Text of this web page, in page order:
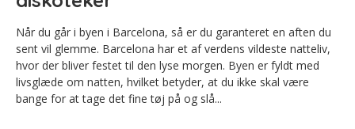
Når du går i byen i Barcelona, så er du garanteret en aften du
sent vil glemme. Barcelona har et af verdens vildeste natteliv,
hvor der bliver festet til den lyse morgen. Byen er fyldt med
livsglæde om natten, hvilket betyder, at du ikke skal være
bange for at tage det fine tøj på og slå...